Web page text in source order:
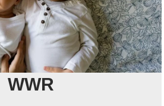
WWR